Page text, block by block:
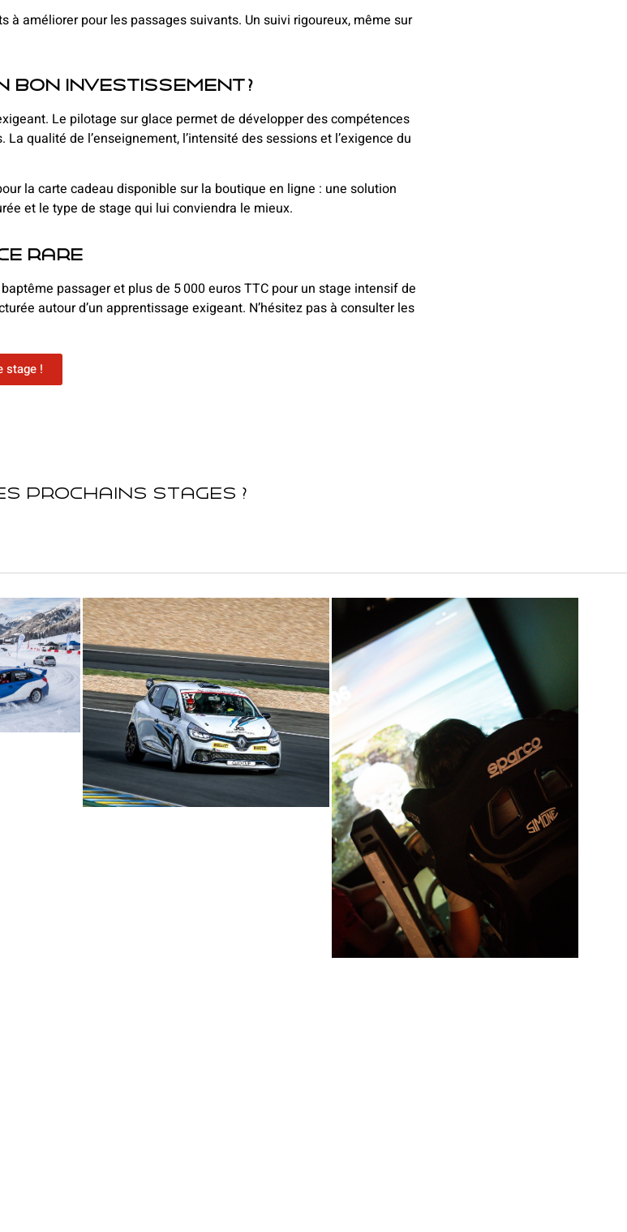
à améliorer pour les passages suivants. Un suivi rigoureux, même sur
investissement ?
Le pilotage sur glace permet de développer des compétences
qualité de l’enseignement, l’intensité des sessions et l’exigence du
la carte cadeau disponible sur la boutique en ligne : une solution
et le type de stage qui lui conviendra le mieux.
rare
passager et plus de 5 000 euros TTC pour un stage intensif de
autour d’un apprentissage exigeant. N’hésitez pas à consulter les
stage !
prochains stages ?